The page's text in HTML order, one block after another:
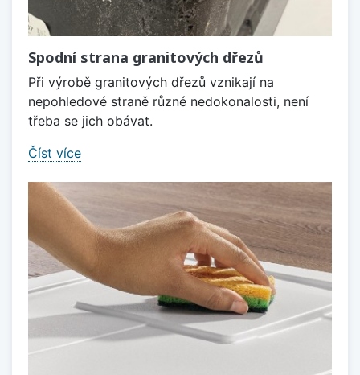
Spodní strana granitových dřezů
Při výrobě granitových dřezů vznikají na
nepohledové straně různé nedokonalosti, není
třeba se jich obávat.
Číst více